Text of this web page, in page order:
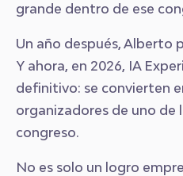
grande dentro de ese
Un año después,
Y ahora, en 2026, IA
definitivo: se convierten
organizadores de uno de
congreso.
No es solo un logro